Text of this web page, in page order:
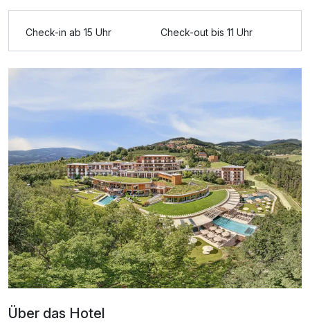
p.P. ab
Check-in ab 15 Uhr Check-out bis 11 Uhr
Über das Hotel